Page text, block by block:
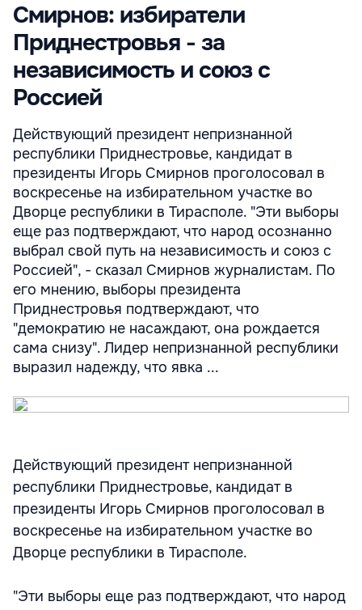
Смирнов: избиратели
Приднестровья - за
независимость и союз с
Россией
Действующий президент непризнанной
республики Приднестровье, кандидат в
президенты Игорь Смирнов проголосовал в
воскресенье на избирательном участке во
Дворце республики в Тирасполе. "Эти выборы
еще раз подтверждают, что народ осознанно
выбрал свой путь на независимость и союз с
Россией", - сказал Смирнов журналистам. По
его мнению, выборы президента
Приднестровья подтверждают, что
"демократию не насаждают, она рождается
сама снизу". Лидер непризнанной республики
выразил надежду, что явка ...
Действующий президент непризнанной
республики Приднестровье, кандидат в
президенты Игорь Смирнов проголосовал в
воскресенье на избирательном участке во
Дворце республики в Тирасполе.
"Эти выборы еще раз подтверждают, что народ